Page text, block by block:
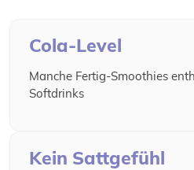
Cola-Level
Manche Fertig-Smoothies
Softdrinks
Kein Sattgefühl